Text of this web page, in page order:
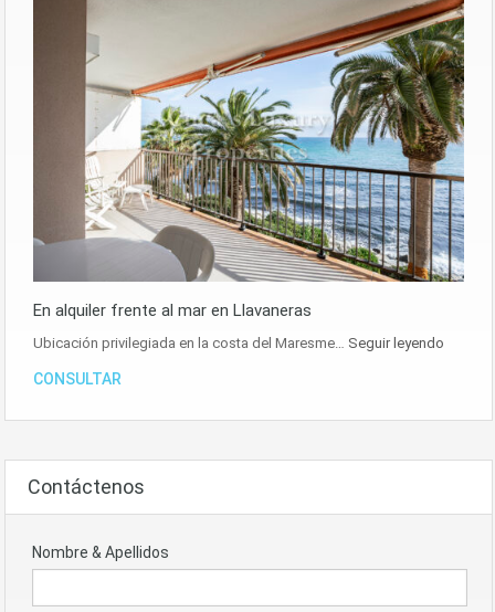
En alquiler frente al mar en Llavaneras
Ubicación privilegiada en la costa del Maresme… Seguir leyendo
CONSULTAR
Contáctenos
Nombre & Apellidos